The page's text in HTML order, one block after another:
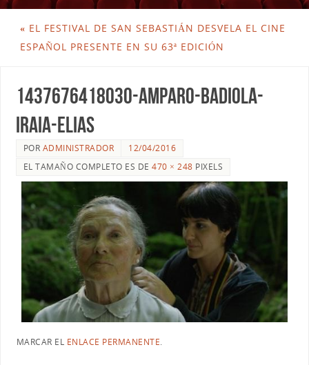
« EL FESTIVAL DE SAN SEBASTIÁN DESVELA EL CINE
ESPAÑOL PRESENTE EN SU 63ª EDICIÓN
1437676418030-Amparo-Badiola-
Iraia-Elias
POR ADMINISTRADOR
12/04/2016
EL TAMAÑO COMPLETO ES DE470 × 248 PIXELS
MARCAR EL ENLACE PERMANENTE.